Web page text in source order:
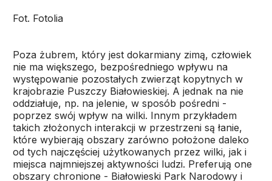
Fot. Fotolia
Poza żubrem, który jest dokarmiany zimą, człowiek
nie ma większego, bezpośredniego wpływu na
występowanie pozostałych zwierząt kopytnych w
krajobrazie Puszczy Białowieskiej. A jednak na nie
oddziałuje, np. na jelenie, w sposób pośredni -
poprzez swój wpływ na wilki. Innym przykładem
takich złożonych interakcji w przestrzeni są łanie,
które wybierają obszary zarówno położone daleko
od tych najczęściej użytkowanych przez wilki, jak i
miejsca najmniejszej aktywności ludzi. Preferują one
obszary chronione - Białowieski Park Narodowy i